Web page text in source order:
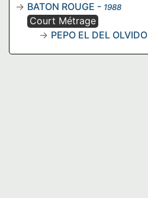
BATON ROUGE - 1988
Court Métrage
PEPO EL DEL OLVIDO